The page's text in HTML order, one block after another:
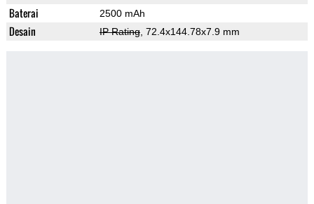
Baterai 2500 mAh
Desain IP Rating, 72.4x144.78x7.9 mm